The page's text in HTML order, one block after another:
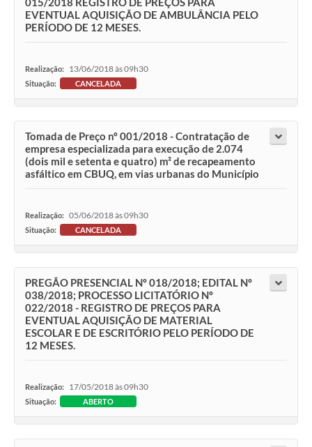
EVENTUAL AQUISIÇÃO DE AMBULÂNCIA PELO
PERÍODO DE 12 MESES.
Realização: 13/06/2018 às 09h30
Situação: CANCELADA
Tomada de Preço nº 001/2018 - Contratação de
empresa especializada para execução de 2.074
(dois mil e setenta e quatro) m² de recapeamento
asfáltico em CBUQ, em vias urbanas do Município
Realização: 05/06/2018 às 09h30
Situação: CANCELADA
PREGÃO PRESENCIAL Nº 018/2018; EDITAL Nº
038/2018; PROCESSO LICITATÓRIO Nº
022/2018 - REGISTRO DE PREÇOS PARA
EVENTUAL AQUISIÇÃO DE MATERIAL
ESCOLAR E DE ESCRITÓRIO PELO PERÍODO DE
12 MESES.
Realização: 17/05/2018 às 09h30
Situação: ABERTO